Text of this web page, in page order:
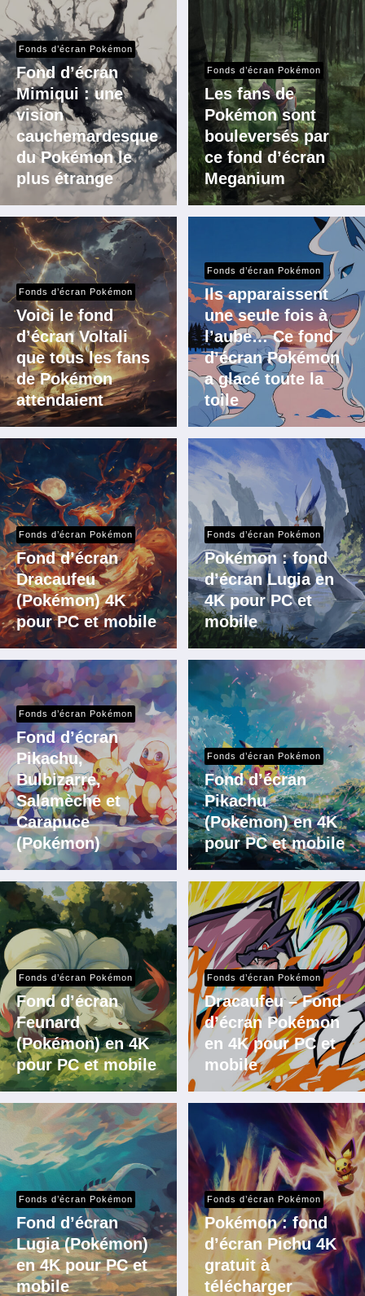
Fonds d’écran Pokémon
Fond d’écran
Mimiqui : une
vision
cauchemardesque
du Pokémon le
plus étrange
Fonds d’écran Pokémon
Les fans de
Pokémon sont
bouleversés par
ce fond d’écran
Meganium
Fonds d’écran Pokémon
Voici le fond
d’écran Voltali
que tous les fans
de Pokémon
attendaient
Fonds d’écran Pokémon
Ils apparaissent
une seule fois à
l’aube… Ce fond
d’écran Pokémon
a glacé toute la
toile
Fonds d’écran Pokémon
Fond d’écran
Dracaufeu
(Pokémon) 4K
pour PC et mobile
Fonds d’écran Pokémon
Pokémon : fond
d’écran Lugia en
4K pour PC et
mobile
Fonds d’écran Pokémon
Fond d’écran
Pikachu,
Bulbizarre,
Salamèche et
Carapuce
(Pokémon)
Fonds d’écran Pokémon
Fond d’écran
Pikachu
(Pokémon) en 4K
pour PC et mobile
Fonds d’écran Pokémon
Fond d’écran
Feunard
(Pokémon) en 4K
pour PC et mobile
Fonds d’écran Pokémon
Dracaufeu – Fond
d’écran Pokémon
en 4K pour PC et
mobile
Fonds d’écran Pokémon
Fond d’écran
Lugia (Pokémon)
en 4K pour PC et
mobile
Fonds d’écran Pokémon
Pokémon : fond
d’écran Pichu 4K
gratuit à
télécharger